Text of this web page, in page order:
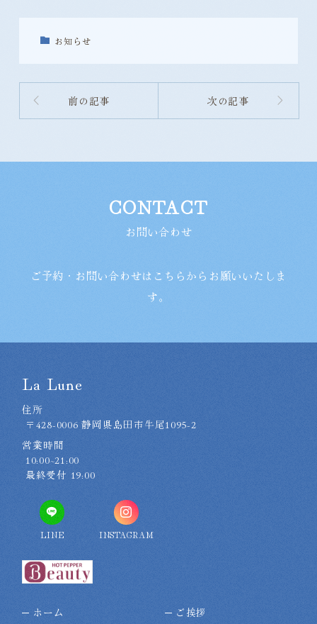
お知らせ
前の記事 次の記事
CONTACT
お問い合わせ
ご予約・お問い合わせはこちらからお願いいたしま
す。
La Lune
住所
〒428-0006 静岡県島田市牛尾1095-2
営業時間
10:00~21:00
最終受付 19:00
LINE INSTAGRAM
ホーム ご挨拶